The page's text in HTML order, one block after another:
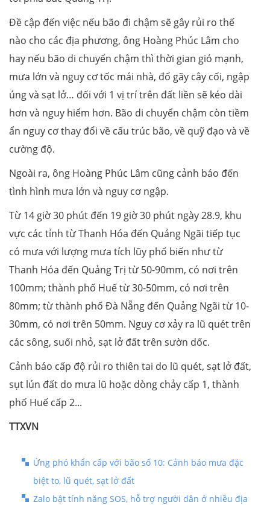
Đề cập đến việc nếu bão đi chậm sẽ gây rủi ro thế
nào cho các địa phương, ông Hoàng Phúc Lâm cho
hay nếu bão di chuyển chậm thì thời gian gió mạnh,
mưa lớn và nguy cơ tốc mái nhà, đổ gãy cây cối, ngập
úng và sạt lở… đối với 1 vị trí trên đất liền sẽ kéo dài
hơn và nguy hiểm hơn. Bão di chuyển chậm còn tiềm
ẩn nguy cơ thay đổi về cấu trúc bão, về quỹ đạo và về
cường độ.
Ngoài ra, ông Hoàng Phúc Lâm cũng cảnh báo đến
tình hình mưa lớn và nguy cơ ngập.
Từ 14 giờ 30 phút đến 19 giờ 30 phút ngày 28.9, khu
vực các tỉnh từ Thanh Hóa đến Quảng Ngãi tiếp tục
có mưa với lượng mưa tích lũy phổ biến như từ
Thanh Hóa đến Quảng Trị từ 50-90mm, có nơi trên
100mm; thành phố Huế từ 30-50mm, có nơi trên
80mm; từ thành phố Đà Nẵng đến Quảng Ngãi từ 10-
30mm, có nơi trên 50mm. Nguy cơ xảy ra lũ quét trên
các sông, suối nhỏ, sạt lở đất trên sườn dốc.
Cảnh báo cấp độ rủi ro thiên tai do lũ quét, sạt lở đất,
sụt lún đất do mưa lũ hoặc dòng chảy cấp 1, thành
phố Huế cấp 2...
TTXVN
Ứng phó khẩn cấp với bão số 10: Cảnh báo mưa đặc
biệt to, lũ quét, sạt lở đất
Zalo bật tính năng SOS, hỗ trợ người dân ở nhiều địa